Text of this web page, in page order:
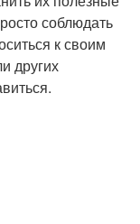
соблюдать
к своим
других